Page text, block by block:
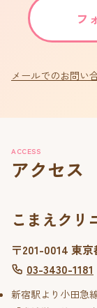
フ
メールでのお問い
ACCESS
アクセス
こまえクリ
〒201-0014 東
03-3430-1181
新宿駅より小田急